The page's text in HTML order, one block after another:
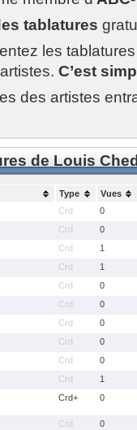
tablatures
les
C’est
des artistes
de Louis
Type
Vues
Crd
0
Crd
0
Crd
1
Crd
1
Crd
0
Crd
0
Crd
0
Crd
0
Crd
0
Crd
1
Crd+ 0
Crd
0